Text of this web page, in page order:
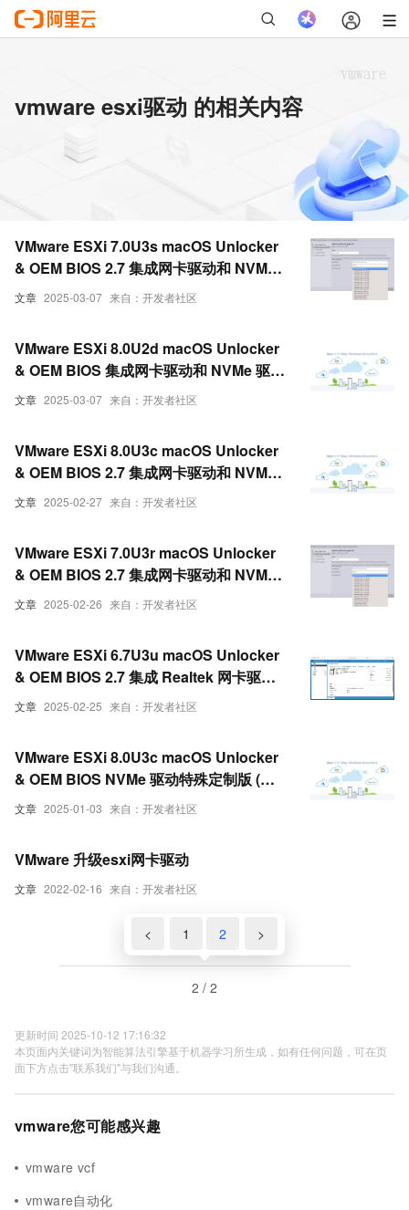
vmware esxi驱动 的相关内容
文章 2025-03-07 来自：开发者社区
VMware ESXi 7.0U3s macOS Unlocker
& OEM BIOS 2.7 集成网卡驱动和 NVMe
驱动 (集成驱动版)
文章 2025-03-07 来自：开发者社区
VMware ESXi 8.0U2d macOS Unlocker
& OEM BIOS 集成网卡驱动和 NVMe 驱动
(集成驱动版)
文章 2025-02-27 来自：开发者社区
VMware ESXi 8.0U3c macOS Unlocker
& OEM BIOS 2.7 集成网卡驱动和 NVMe
驱动 (集成驱动版)
文章 2025-02-26 来自：开发者社区
VMware ESXi 7.0U3r macOS Unlocker
& OEM BIOS 2.7 集成网卡驱动和 NVMe
驱动 (集成驱动版)
文章 2025-02-25 来自：开发者社区
VMware ESXi 6.7U3u macOS Unlocker
& OEM BIOS 2.7 集成 Realtek 网卡驱动
和 NVMe 驱动 (集成驱动版)
文章 2025-01-03 来自：开发者社区
VMware ESXi 8.0U3c macOS Unlocker
& OEM BIOS NVMe 驱动特殊定制版 (集
成驱动版)
文章 2022-02-16 来自：开发者社区
VMware 升级esxi网卡驱动
< 1 2 >
2 / 2
更新时间 2025-10-12 17:16:32
本页面内关键词为智能算法引擎基于机器学习所生成，如有任何问题，可在页
面下方点击"联系我们"与我们沟通。
vmware您可能感兴趣
vmware vcf
vmware自动化